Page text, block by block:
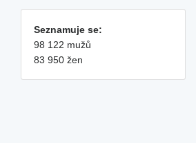
Seznamuje se:
98 122 mužů
83 950 žen